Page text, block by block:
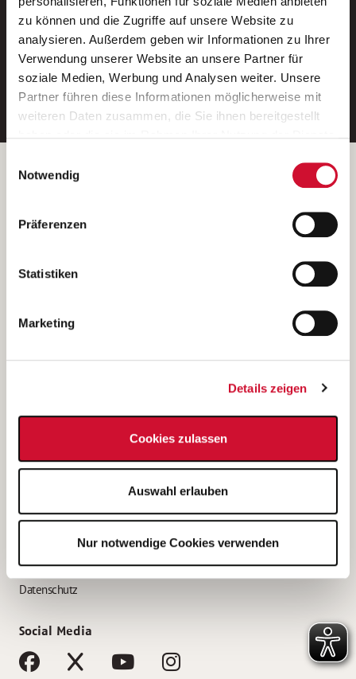
zu können und die Zugriffe auf unsere Website zu
analysieren. Außerdem geben wir Informationen zu Ihrer
Verwendung unserer Website an unsere Partner für
soziale Medien, Werbung und Analysen weiter. Unsere
Partner führen diese Informationen möglicherweise mit
weiteren Daten zusammen, die Sie ihnen bereitgestellt
Wenn Sie auf „Cookies zulassen“ klicken, so stimmen
Sie der Speicherung sämtlicher Cookies zu. Sie können
Ihre Einwilligung selbstverständlich jederzeit widerrufen,
indem Sie die Cookie-Einstellungen aufrufen und diese
unsererDatenschutzerklärung
Notwendig
Präferenzen
Statistiken
Marketing
Details zeigen
Cookies zulassen
Auswahl erlauben
Nur notwendige Cookies verwenden
Ein kostenloser Service von AWO
Jobs.
E-Mail-Adresse eintragen
Betreiber der Webseite
Kantstraße 45a
(Ein Tochterunternehmen des AWO Bezirksverbandes Unterfranken
e.V.)
Bewerbung als Altenpflegehelfer*in
Bewerbung als Erzieher*in
AWO Gliederungen nach Bundesland
Impressum
Datenschutz
Social Media